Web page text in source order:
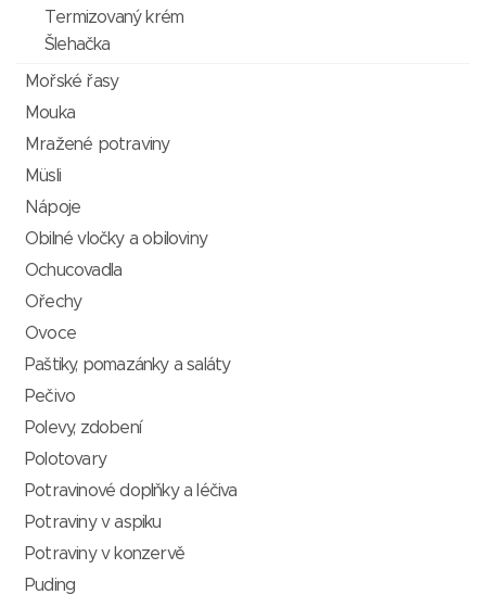
Termizovaný krém
Šlehačka
Mořské řasy
Mouka
Mražené potraviny
Müsli
Nápoje
Obilné vločky a obiloviny
Ochucovadla
Ořechy
Ovoce
Paštiky, pomazánky a saláty
Pečivo
Polevy, zdobení
Polotovary
Potravinové doplňky a léčiva
Potraviny v aspiku
Potraviny v konzervě
Puding